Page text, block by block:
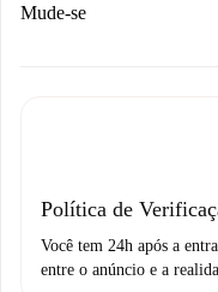
Se recusada: não
Débito direto
Mude-se
não comunicar
Política de
Você tem 24h após a
entre o anúncio e a